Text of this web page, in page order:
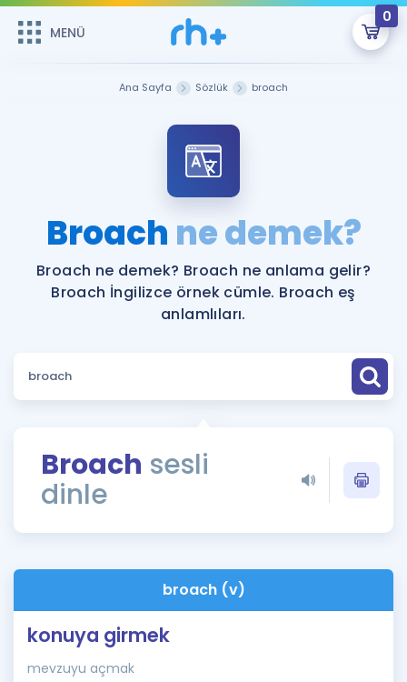
MENÜ
0
ÜYE DEĞİLİM
Sepetin Şu An Boş.
Remzi Hoca ile seni sınava hazırlayacak onlarca eğitim seni
bekliyor!
MENÜ
Faydalı Araçlar
Sözlük
Rehberlik Aracı
ÖSYM Sınav Takvimi
İngilizce Gramer
Hakkımızda
Ana Sayfa Sözlük broach
Broach ne demek?
Broach ne demek? Broach ne anlama gelir?
Broach İngilizce örnek cümle. Broach eş
anlamlıları.
Broach sesli
dinle
broach (v)
konuya girmek
mevzuyu açmak